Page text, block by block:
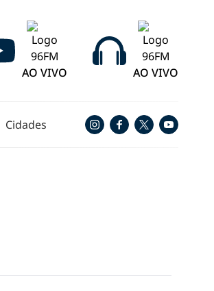
AO VIVO
AO VIVO
Cidades